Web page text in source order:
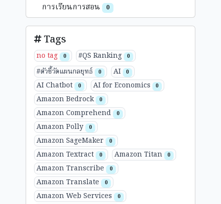
การเรียนการสอน 0
Tags
no tag 0 #QS Ranking 0
#ตัวชี้วัดแผนกลยุทธ์ 0 AI 0
AI Chatbot 0 AI for Economics 0
Amazon Bedrock 0
Amazon Comprehend 0
Amazon Polly 0
Amazon SageMaker 0
Amazon Textract 0 Amazon Titan 0
Amazon Transcribe 0
Amazon Translate 0
Amazon Web Services 0